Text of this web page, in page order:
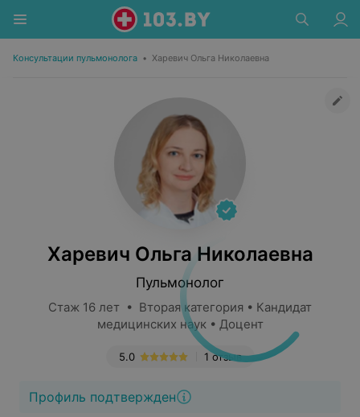
Консультации пульмонолога • Харевич Ольга Николаевна
Харевич Ольга Николаевна
Пульмонолог
Стаж 16 лет • Вторая категория • Кандидат
медицинских наук • Доцент
1 отзыв
5.0
Профиль подтвержден